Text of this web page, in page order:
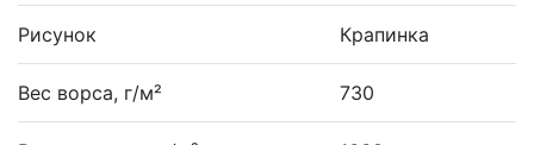
Рисунок Крапинка
Вес ворса, г/м² 730